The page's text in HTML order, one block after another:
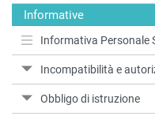
Informative
Informativa Personale
Incompatibilità e
Obbligo di istruzione